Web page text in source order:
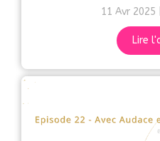
11 Avr 2025
Lire